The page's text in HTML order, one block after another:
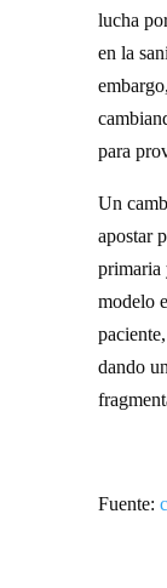
lucha
en la
para
Un
apostar
primaria
modelo
dando
Fuente: